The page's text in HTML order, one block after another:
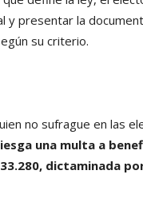
y presentar la
su criterio.
no sufrague en las
una multa a
dictaminada